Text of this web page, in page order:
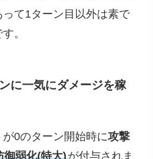
て1ターン目以外は素で
。
に一気にダメージを稼
0のターン開始時に攻撃
御弱化(特大)が付与されま